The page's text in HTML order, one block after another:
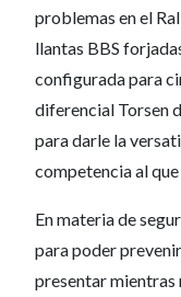
problemas en el
llantas BBS
configurada para
diferencial Torsen
para darle la
competencia al que
En materia de
para poder
presentar mientras